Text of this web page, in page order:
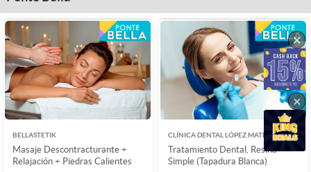
BELLASTETIK
Masaje Descontracturante +
Relajación + Piedras Calientes
CLÍNICA DENTAL LÓPEZ MATEO
Tratamiento Dental, Resina
Simple (Tapadura Blanca)
×
×